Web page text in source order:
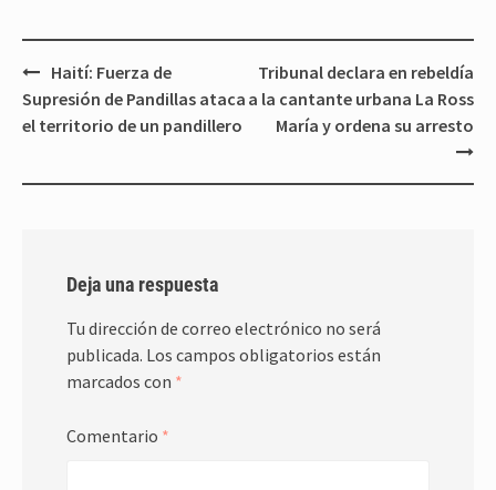
Navegación
de
entradas
Haití: Fuerza de
Supresión de Pandillas ataca
el territorio de un pandillero
Tribunal declara en rebeldía
a la cantante urbana La Ross
María y ordena su arresto
Deja una respuesta
Tu dirección de correo electrónico no será
publicada. Los campos obligatorios están
marcados con *
Comentario *